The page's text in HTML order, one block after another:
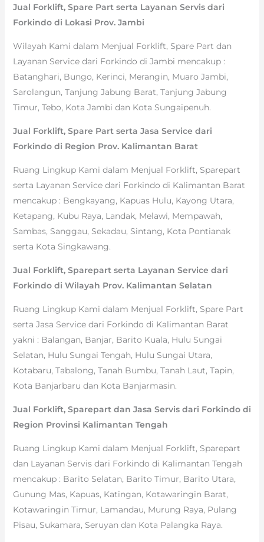
Jual Forklift, Spare Part serta Layanan Servis dari
Forkindo di Lokasi Prov. Jambi
Wilayah Kami dalam Menjual Forklift, Spare Part dan
Layanan Service dari Forkindo di Jambi mencakup :
Batanghari, Bungo, Kerinci, Merangin, Muaro Jambi,
Sarolangun, Tanjung Jabung Barat, Tanjung Jabung
Timur, Tebo, Kota Jambi dan Kota Sungaipenuh.
Jual Forklift, Spare Part serta Jasa Service dari
Forkindo di Region Prov. Kalimantan Barat
Ruang Lingkup Kami dalam Menjual Forklift, Sparepart
serta Layanan Service dari Forkindo di Kalimantan Barat
mencakup : Bengkayang, Kapuas Hulu, Kayong Utara,
Ketapang, Kubu Raya, Landak, Melawi, Mempawah,
Sambas, Sanggau, Sekadau, Sintang, Kota Pontianak
serta Kota Singkawang.
Jual Forklift, Sparepart serta Layanan Service dari
Forkindo di Wilayah Prov. Kalimantan Selatan
Ruang Lingkup Kami dalam Menjual Forklift, Spare Part
serta Jasa Service dari Forkindo di Kalimantan Barat
yakni : Balangan, Banjar, Barito Kuala, Hulu Sungai
Selatan, Hulu Sungai Tengah, Hulu Sungai Utara,
Kotabaru, Tabalong, Tanah Bumbu, Tanah Laut, Tapin,
Kota Banjarbaru dan Kota Banjarmasin.
Jual Forklift, Sparepart dan Jasa Servis dari Forkindo di
Region Provinsi Kalimantan Tengah
Ruang Lingkup Kami dalam Menjual Forklift, Sparepart
dan Layanan Servis dari Forkindo di Kalimantan Tengah
mencakup : Barito Selatan, Barito Timur, Barito Utara,
Gunung Mas, Kapuas, Katingan, Kotawaringin Barat,
Kotawaringin Timur, Lamandau, Murung Raya, Pulang
Pisau, Sukamara, Seruyan dan Kota Palangka Raya.